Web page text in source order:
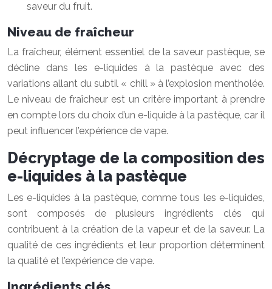
saveur du fruit.
Niveau de fraîcheur
La fraîcheur, élément essentiel de la saveur pastèque, se
décline dans les e-liquides à la pastèque avec des
variations allant du subtil « chill » à l’explosion mentholée.
Le niveau de fraîcheur est un critère important à prendre
en compte lors du choix d’un e-liquide à la pastèque, car il
peut influencer l’expérience de vape.
Décryptage de la composition des
e-liquides à la pastèque
Les e-liquides à la pastèque, comme tous les e-liquides,
sont composés de plusieurs ingrédients clés qui
contribuent à la création de la vapeur et de la saveur. La
qualité de ces ingrédients et leur proportion déterminent
la qualité et l’expérience de vape.